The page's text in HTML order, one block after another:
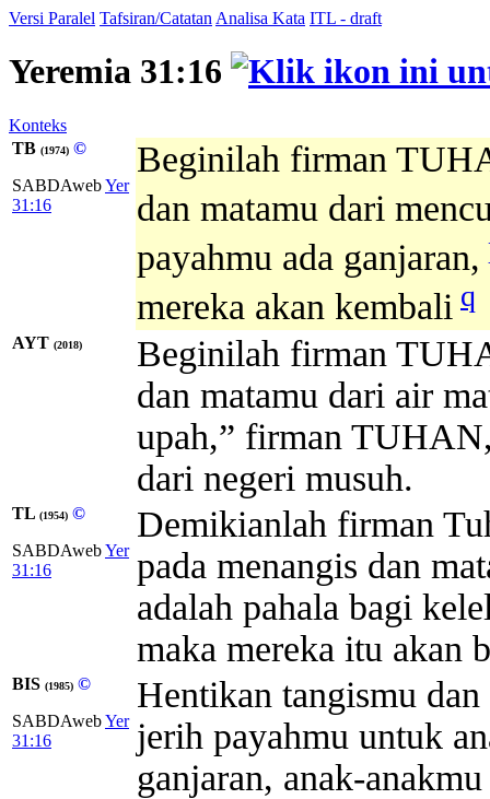
Versi Paralel Tafsiran/Catatan Analisa Kata ITL - draft
Yeremia 31:16
Konteks
TB (1974) ©
SABDAwebYer
31:16
Beginilah firman
dan matamu dari
payahmu ada ganjaran,
mereka akan kembali q
AYT (2018)
Beginilah firman
dan matamu dari air
upah,” firman
dari negeri musuh.
TL (1954) ©
SABDAwebYer
31:16
Demikianlah firman
pada menangis dan
adalah pahala bagi
maka mereka itu akan
BIS (1985) ©
SABDAwebYer
31:16
Hentikan tangismu
jerih payahmu untuk
ganjaran, anak-